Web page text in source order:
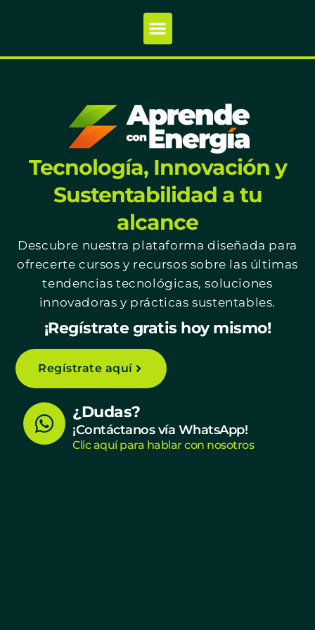
Tecnología, Innovación y
Sustentabilidad a tu
alcance
Descubre nuestra plataforma diseñada para
ofrecerte cursos y recursos sobre las últimas
tendencias tecnológicas, soluciones
innovadoras y prácticas sustentables.
¡Regístrate gratis hoy mismo!
Regístrate aquí
W
h
¿Dudas?
¡Contáctanos vía WhatsApp!
Clic aquí para hablar con nosotros